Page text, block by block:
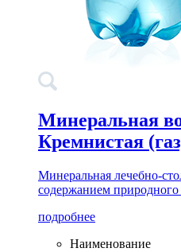
Минеральная
Кремнистая
Минеральная лечебно-
содержанием
подробнее
Наименование